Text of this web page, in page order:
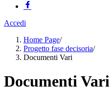
Accedi
Home Page/
Progetto fase decisoria/
Documenti Vari
Documenti Vari